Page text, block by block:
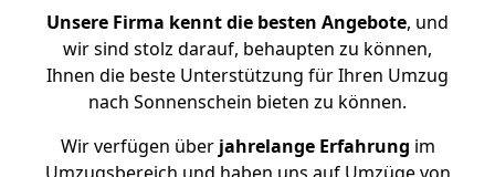
Unsere Firma kennt die besten Angebote, und
wir sind stolz darauf, behaupten zu können,
Ihnen die beste Unterstützung für Ihren Umzug
nach Sonnenschein bieten zu können.
Wir verfügen überjahrelange Erfahrung im